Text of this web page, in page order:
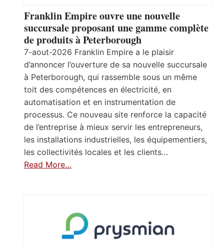
Franklin Empire ouvre une nouvelle
succursale proposant une gamme complète
de produits à Peterborough
7-aout-2026 Franklin Empire a le plaisir
d’annoncer l’ouverture de sa nouvelle succursale
à Peterborough, qui rassemble sous un même
toit des compétences en électricité, en
automatisation et en instrumentation de
processus. Ce nouveau site renforce la capacité
de l’entreprise à mieux servir les entrepreneurs,
les installations industrielles, les équipementiers,
les collectivités locales et les clients…
Read More…